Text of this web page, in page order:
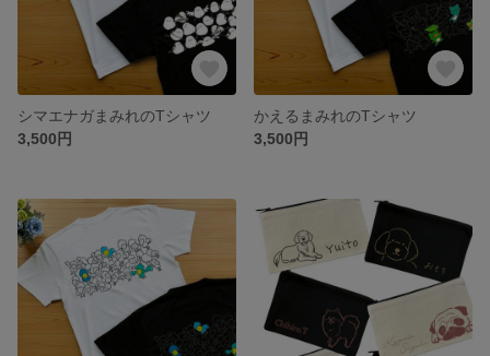
シマエナガまみれのTシャツ
3,500円
かえるまみれのTシャツ
3,500円